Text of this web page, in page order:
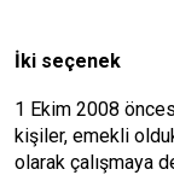
İki seçenek
1 Ekim 2008
kişiler, emekli
olarak çalışmaya